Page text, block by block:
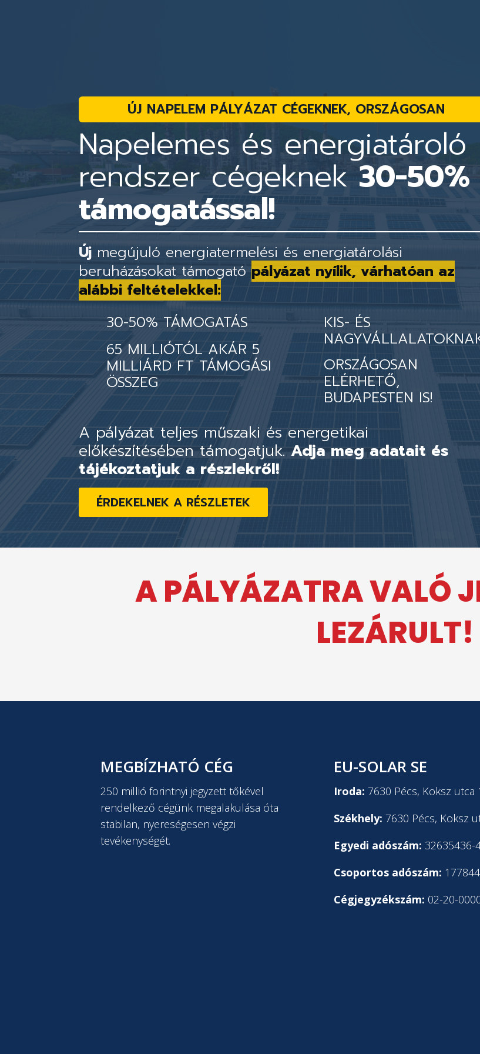
ÚJ NAPELEM PÁLYÁZAT CÉGEKNEK, ORSZÁGOSAN
Napelemes és energiatároló
rendszer cégeknek30-50%
támogatással!
Új megújuló energiatermelési és energiatárolási
beruházásokat támogató pályázat nyílik, várhatóan az
alábbi feltételekkel:
30-50% TÁMOGATÁS
65 MILLIÓTÓL AKÁR 5
MILLIÁRD FT TÁMOGÁSI
ÖSSZEG
KIS- ÉS
ORSZÁGOSAN
ELÉRHETŐ,
BUDAPESTEN IS!
A pályázat teljes műszaki és energetikai
előkészítésében támogatjuk.Adja meg adatait és
tájékoztatjuk a részlekről!
ÉRDEKELNEK A RÉSZLETEK
A PÁLYÁZATRA VALÓ
LEZÁRULT!
MEGBÍZHATÓ CÉG
250 millió forintnyi jegyzett tőkével
rendelkező cégünk megalakulása óta
stabilan, nyereségesen végzi
tevékenységét.
EU-SOLAR SE
Iroda: 7630 Pécs, Koksz utca
Székhely: 7630 Pécs, Koksz
Egyedi adószám: 32635436-
Csoportos adószám:
Cégjegyzékszám: 02-20-